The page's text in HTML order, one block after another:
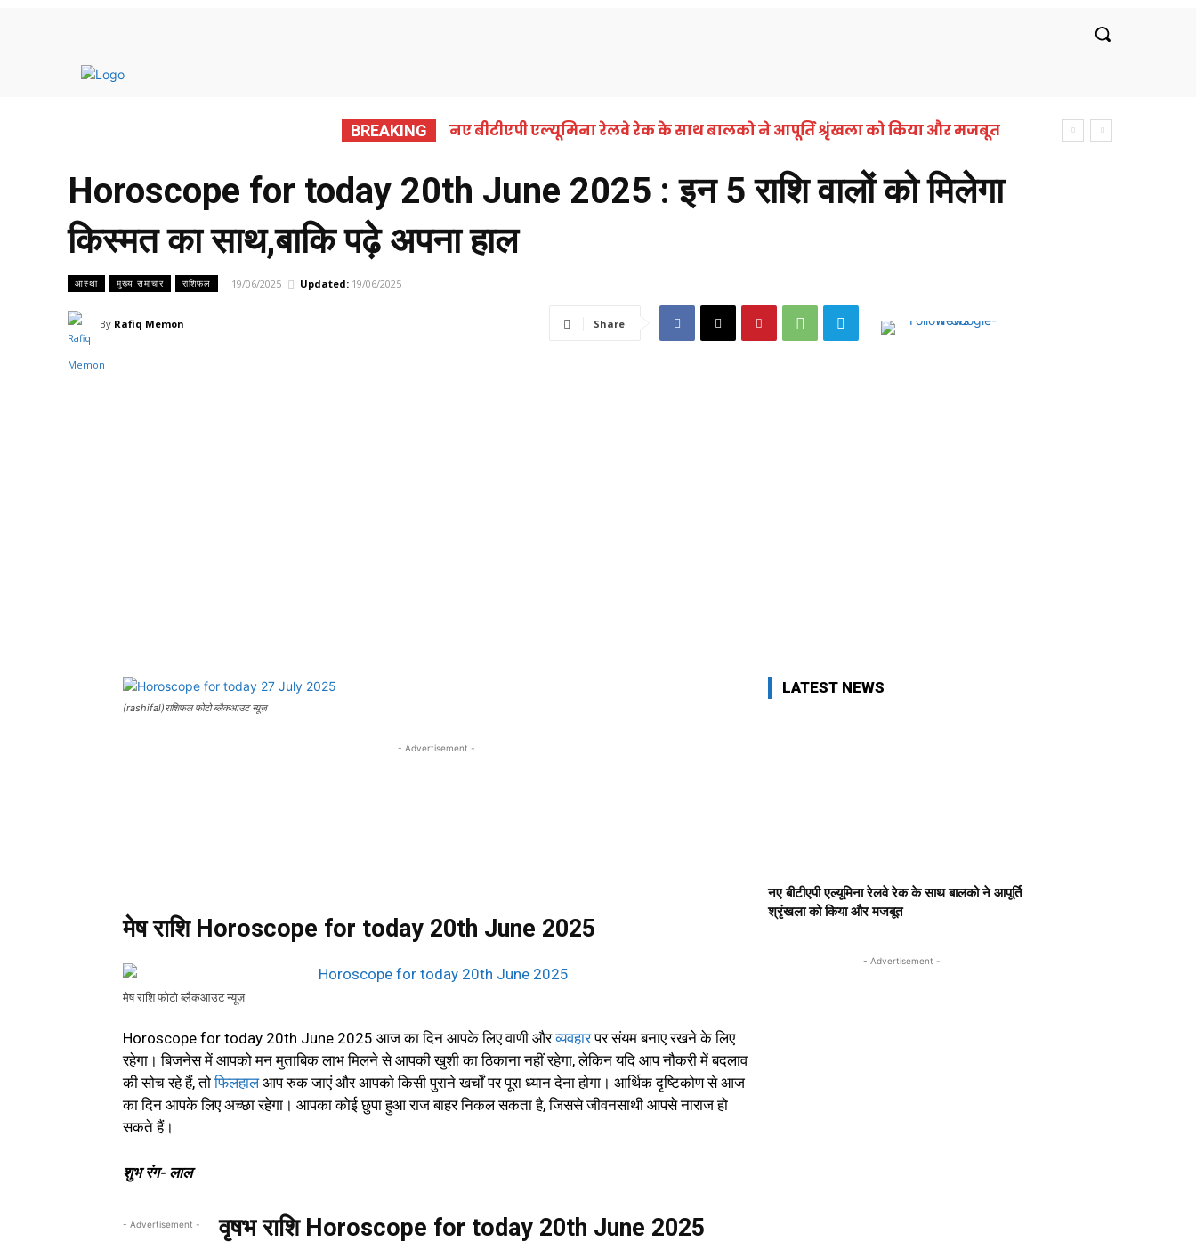
BREAKING नए बीटीएपी एल्यूमिना रेलवे रेक के साथ बालको ने आपूर्ति श्रृंखला को किया और मजबूत
Horoscope for today 20th June 2025 : इन 5 राशि वालों को मिलेगा
किस्मत का साथ,बाकि पढ़े अपना हाल
आस्था मुख्य समाचार राशिफल 19/06/2025 Updated: 19/06/2025
By Rafiq Memon Share
(rashifal)राशिफल फोटो ब्लैकआउट न्यूज़
- Advertisement -
मेष राशि Horoscope for today 20th June 2025
मेष राशि फोटो ब्लैकआउट न्यूज़
Horoscope for today 20th June 2025 आज का दिन आपके लिए वाणी औरव्यवहारपर संयम बनाए रखने के लिए
रहेगा। बिजनेस में आपको मन मुताबिक लाभ मिलने से आपकी खुशी का ठिकाना नहीं रहेगा, लेकिन यदि आप नौकरी में बदलाव
की सोच रहे हैं, तोफिलहालआप रुक जाएं और आपको किसी पुराने खर्चों पर पूरा ध्यान देना होगा। आर्थिक दृष्टिकोण से आज
का दिन आपके लिए अच्छा रहेगा। आपका कोई छुपा हुआ राज बाहर निकल सकता है, जिससे जीवनसाथी आपसे नाराज हो
सकते हैं।
शुभ रंग- लाल
- Advertisement - वृषभ राशि Horoscope for today 20th June 2025
LATEST NEWS
नए बीटीएपी एल्यूमिना रेलवे रेक के साथ बालको ने आपूर्ति
श्रृंखला को किया और मजबूत
- Advertisement -